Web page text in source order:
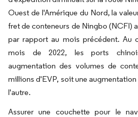
Ouest de l'Amérique du Nord, la
fret de conteneurs de Ningbo (NCFI)
par rapport au mois précédent. Au
mois de 2022, les ports
augmentation des volumes de
millions d'EVP, soit une augmentation
l'autre.
Assurer une couchette pour le